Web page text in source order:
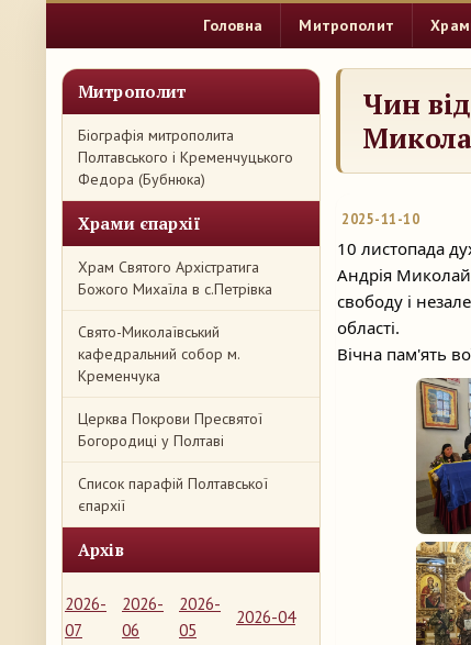
Головна Митрополит
Митрополит
Біографія митрополита
Полтавського і Кременчуцького
Федора (Бубнюка)
Храми єпархії
Храм Святого Архістратига
Божого Михаїла в с.Петрівка
Свято-Миколаївський
кафедральний собор м.
Кременчука
Церква Покрови Пресвятої
Богородиці у Полтаві
Список парафій Полтавської
єпархії
Архів
2026-
07
2026-
06
2026-
05
2026-04
Чин
2025-11-10
10 листопада
Андрія
свободу і
області.
Вічна пам'ять